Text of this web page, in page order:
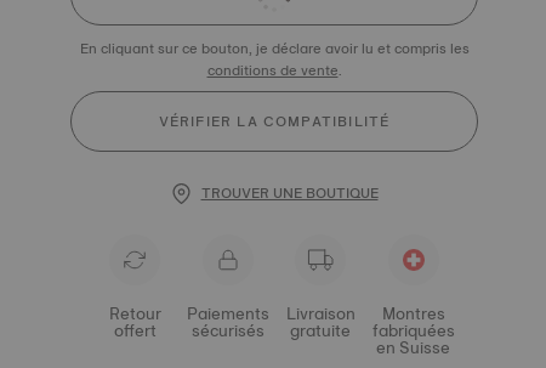
En cliquant sur ce bouton, je déclare avoir lu et compris les
conditions de vente.
VÉRIFIER LA COMPATIBILITÉ
TROUVER UNE BOUTIQUE
Retour
offert
Paiements
sécurisés
Livraison
gratuite
Montres
fabriquées
en Suisse